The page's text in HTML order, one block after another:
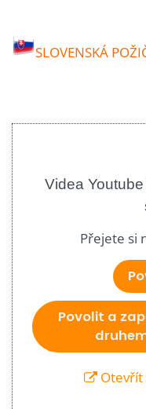
SLOVENSKÁ
Videa
Přejete si
Povolit a
Otevřít